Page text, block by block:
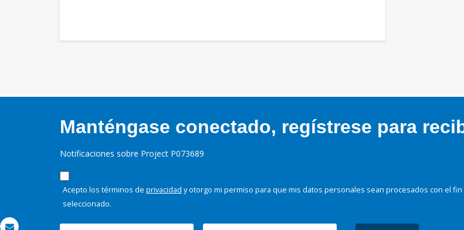
Manténgase conectado, regístrese para
Notificaciones sobre Project P073689
Acepto los términos de privacidad y otorgo mi permiso para que mis datos personales sean procesados con el
seleccionado.